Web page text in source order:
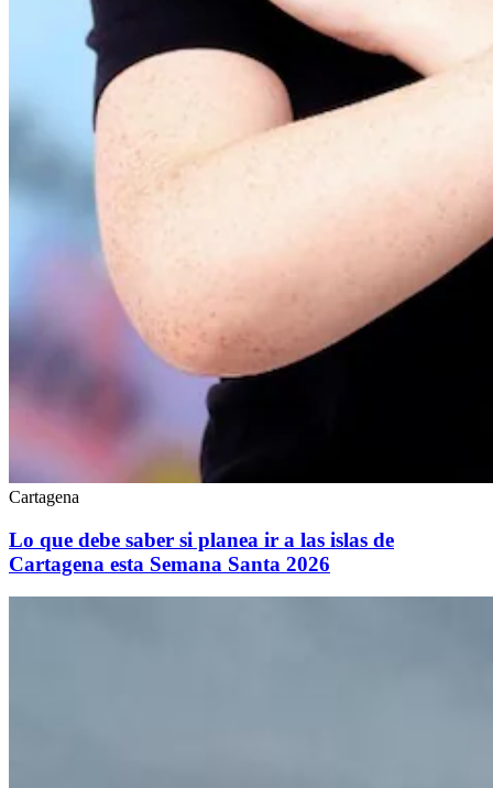
Cartagena
Lo que debe saber si planea ir a las islas de
Cartagena esta Semana Santa 2026